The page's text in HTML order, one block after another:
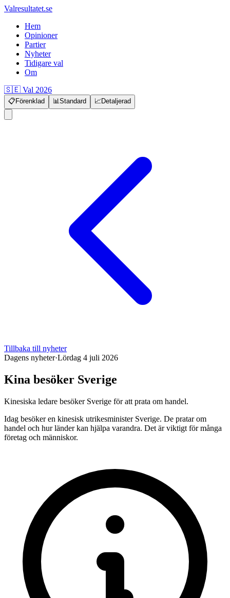
Valresultatet.se
Hem
Opinioner
Partier
Nyheter
Tidigare val
Om
🇸🇪 Val 2026
📋 Förenklad 📊Standard 📈Detaljerad
Tillbaka till nyheter
Dagens nyheter·Lördag 4 juli 2026
Kina besöker Sverige
Kinesiska ledare besöker Sverige för att prata om handel.
Idag besöker en kinesisk utrikesminister Sverige. De pratar om
handel och hur länder kan hjälpa varandra. Det är viktigt för många
företag och människor.